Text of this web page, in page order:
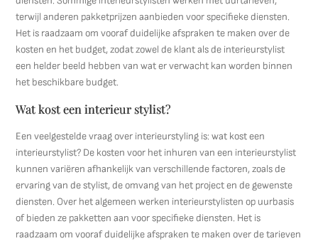
terwijl anderen pakketprijzen aanbieden voor specifieke diensten.
Het is raadzaam om vooraf duidelijke afspraken te maken over de
kosten en het budget, zodat zowel de klant als de interieurstylist
een helder beeld hebben van wat er verwacht kan worden binnen
het beschikbare budget.
Wat kost een interieur stylist?
Een veelgestelde vraag over interieurstyling is: wat kost een
interieurstylist? De kosten voor het inhuren van een interieurstylist
kunnen variëren afhankelijk van verschillende factoren, zoals de
ervaring van de stylist, de omvang van het project en de gewenste
diensten. Over het algemeen werken interieurstylisten op uurbasis
of bieden ze pakketten aan voor specifieke diensten. Het is
raadzaam om vooraf duidelijke afspraken te maken over de tarieven